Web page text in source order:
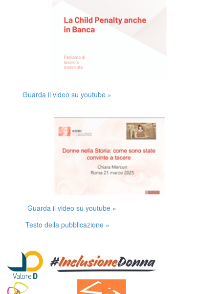
Guarda il video su youtube »
Guarda il video su youtube »
Testo della pubblicazione »